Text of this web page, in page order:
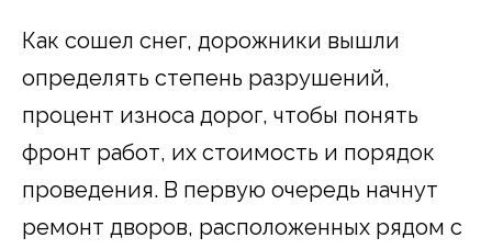
Как сошел снег, дорожники вышли
определять степень разрушений,
процент износа дорог, чтобы понять
фронт работ, их стоимость и порядок
проведения. В первую очередь начнут
ремонт дворов, расположенных рядом с